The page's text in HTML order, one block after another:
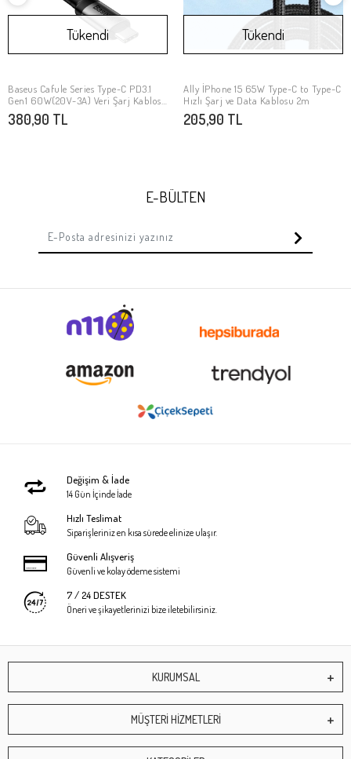
Stokta Yok
Tükendi
Baseus Cafule Series Type-C PD3.1
Gen1 60W(20V-3A) Veri Şarj Kablosu
1M
380,90 TL
Stokta Yok
Tükendi
Ally İPhone 15 65W Type-C to Type-C
Hızlı Şarj ve Data Kablosu 2m
205,90 TL
E-BÜLTEN
Değişim & İade
14 Gün İçinde İade
Hızlı Teslimat
Siparişleriniz en kısa sürede elinize ulaşır.
Güvenli Alışveriş
Güvenli ve kolay ödeme sistemi
7 / 24 DESTEK
Öneri ve şikayetlerinizi bize iletebilirsiniz.
KURUMSAL
MÜŞTERİ HİZMETLERİ